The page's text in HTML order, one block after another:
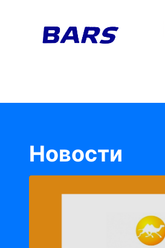
Новости